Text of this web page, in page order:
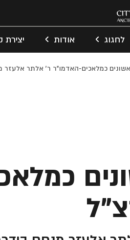
לחגוג אודות
כמלאכים-האדמו"ר ר' אלתר אלעזר